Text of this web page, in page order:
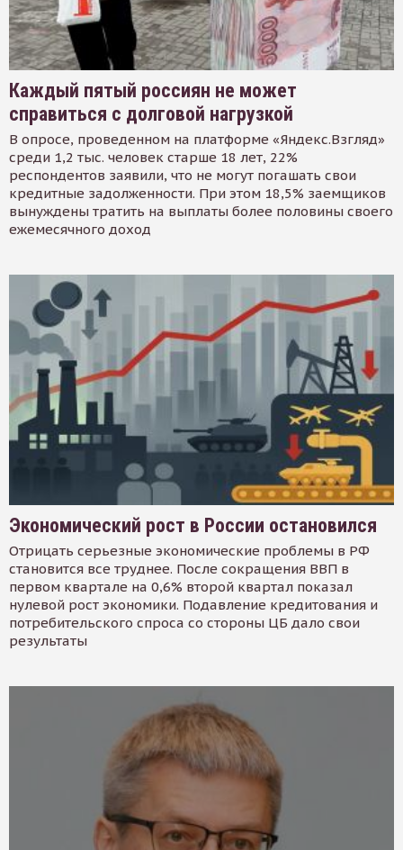
Каждый пятый россиян не может
справиться с долговой нагрузкой
В опросе, проведенном на платформе «Яндекс.Взгляд»
среди 1,2 тыс. человек старше 18 лет, 22%
респондентов заявили, что не могут погашать свои
кредитные задолженности. При этом 18,5% заемщиков
вынуждены тратить на выплаты более половины своего
ежемесячного доход
Экономический рост в России остановился
Отрицать серьезные экономические проблемы в РФ
становится все труднее. После сокращения ВВП в
первом квартале на 0,6% второй квартал показал
нулевой рост экономики. Подавление кредитования и
потребительского спроса со стороны ЦБ дало свои
результаты